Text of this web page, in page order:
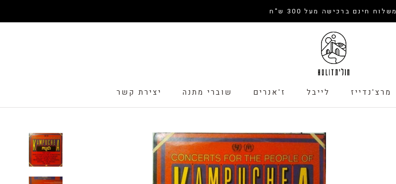
משלוח חינם ברכישה מעל 300 ש"ח
מרצ'נדייז
לייבל
ז'אנרים
שוברי מתנה
יצירת קשר